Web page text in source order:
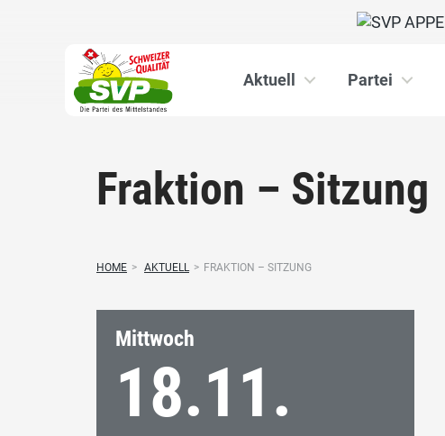
Aktuell Partei
Fraktion – Sitzung
HOME > AKTUELL > FRAKTION – SITZUNG
Mittwoch
18.11.